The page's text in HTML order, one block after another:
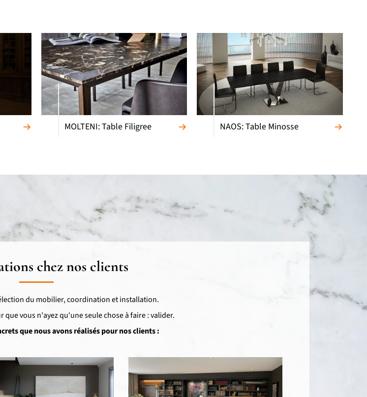
MOLTENI: Table Filigree NAOS: Table Minosse
chez nos clients
du mobilier, coordination et installation.
que vous n'ayez qu'une seule chose à faire : valider.
que nous avons réalisés pour nos clients :